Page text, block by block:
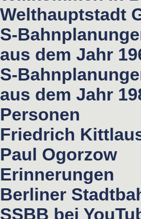
Welthauptstadt
S-
aus dem Jahr
S-
aus dem Jahr
Personen
Friedrich
Paul Ogorzow
Erinnerungen
Berliner
SSBB bei